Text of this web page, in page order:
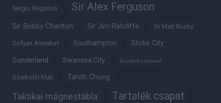
Sergio Reguilon Sir Alex Ferguson
Sir Bobby Charlton Sir Jim Ratcliffe Sir Matt Busby
Sofyan Amrabat Southampton Stoke City
Sunderland Swansea City Szurkoló szemmel
Szurkolói klub Tahith Chong
Taktikai mágnestábla Tartalék csapat